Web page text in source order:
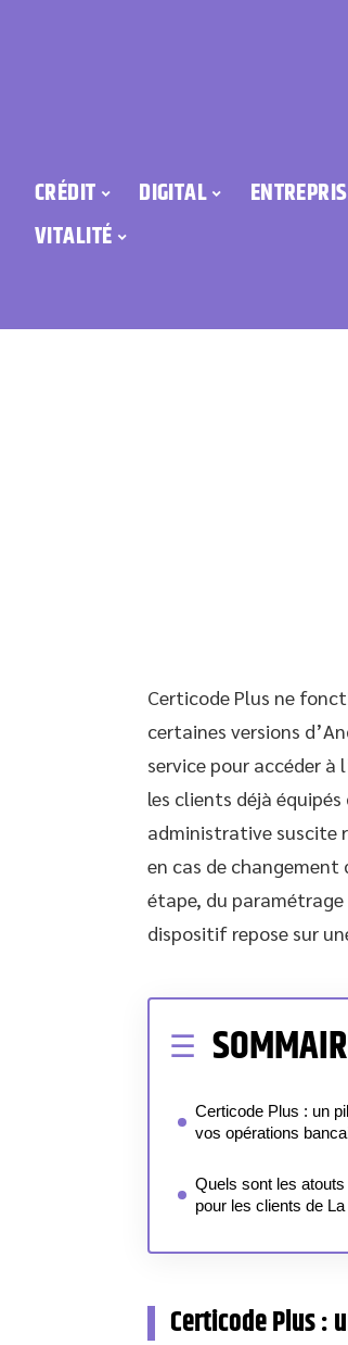
CRÉDIT DIGITAL
VITALITÉ
Certicode Plus ne
certaines versions
service pour accéder
les clients déjà
administrative suscite
en cas de
étape, du
dispositif repose sur
Certicode Plus : un
vos opérations
Quels sont les
pour les clients de
Certicode Plus :